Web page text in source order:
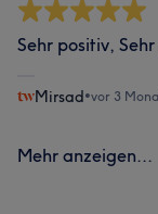
Sehr positiv,
Mirsad•vor 3
Mehr anzeigen...